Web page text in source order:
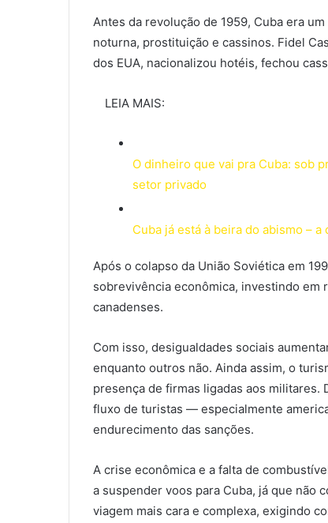
Antes da revolução de 1959, Cuba era
noturna, prostituição e cassinos. Fidel
dos EUA, nacionalizou hotéis, fechou
LEIA MAIS:
O dinheiro que vai pra Cuba: sob
setor privado
Cuba já está à beira do abismo –
Após o colapso da União Soviética em
sobrevivência econômica, investindo em
canadenses.
Com isso, desigualdades sociais
enquanto outros não. Ainda assim, o
presença de firmas ligadas aos militares.
fluxo de turistas — especialmente
endurecimento das sanções.
A crise econômica e a falta de
a suspender voos para Cuba, já que não
viagem mais cara e complexa, exigindo